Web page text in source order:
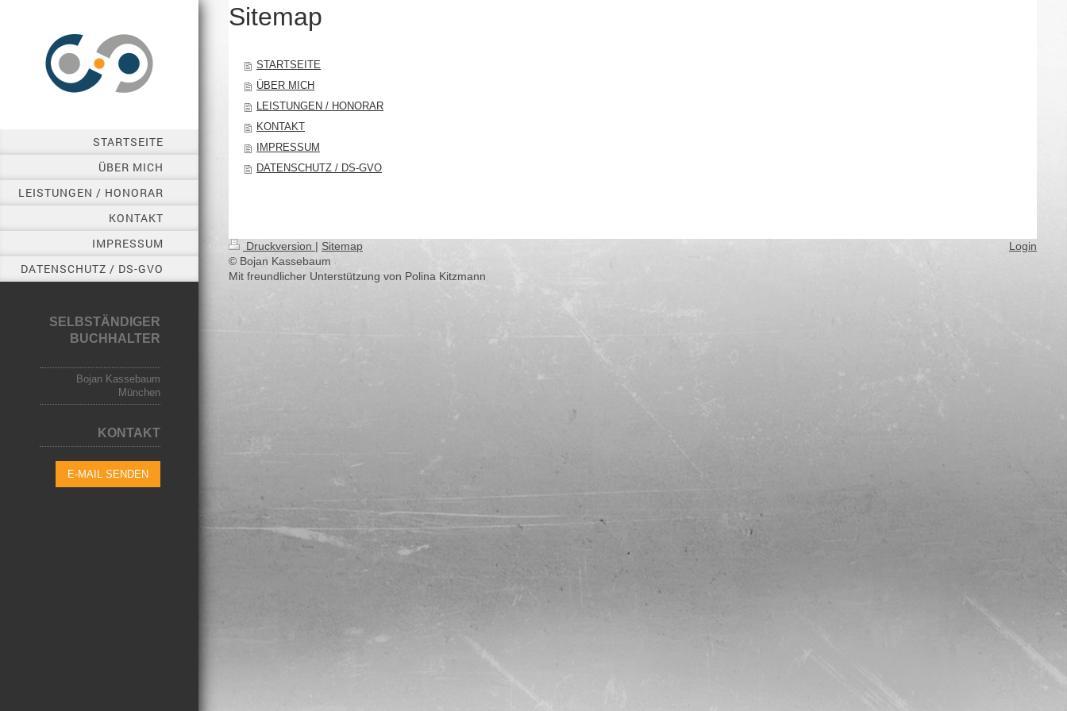
STARTSEITE
ÜBER MICH
LEISTUNGEN / HONORAR
KONTAKT
IMPRESSUM
DATENSCHUTZ / DS-GVO
SELBSTÄNDIGER
BUCHHALTER
Bojan Kassebaum
München
KONTAKT
E-MAIL SENDEN
Sitemap
STARTSEITE
ÜBER MICH
LEISTUNGEN / HONORAR
KONTAKT
IMPRESSUM
DATENSCHUTZ / DS-GVO
Druckversion | Sitemap
© Bojan Kassebaum
Mit freundlicher Unterstützung von Polina Kitzmann
Login